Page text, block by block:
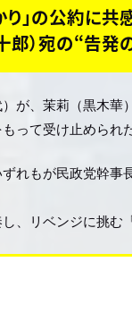
り」の公約に
郎）宛の“告
が、茉莉（黒木華
って受け止められた
れもが民政党幹事
、リベンジに挑む